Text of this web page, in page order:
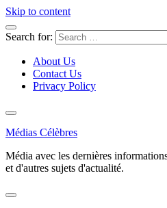
Skip to content
Search for:
About Us
Contact Us
Privacy Policy
Médias Célèbres
Média avec les dernières
et d'autres sujets d'actualité.